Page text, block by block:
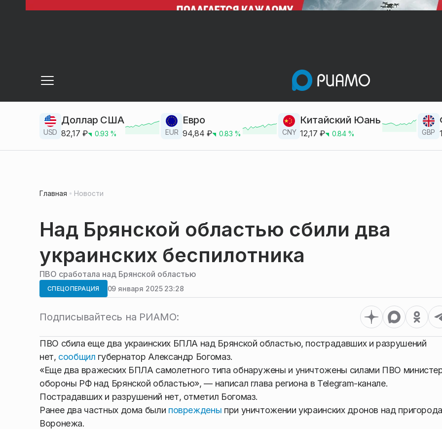
USD
Доллар США
82,17 ₽ 0.93 % EUR
Евро
94,84 ₽ 0.83 % CNY
Китайский Юань
12,17 ₽ 0.84% GBP
Главная Новости
Над Брянской областью сбили два
украинских беспилотника
ПВО сработала над Брянской областью
СПЕЦОПЕРАЦИЯ 09 января 2025 23:28
Подписывайтесь на РИАМО:
ПВО сбила еще два украинских БПЛА над Брянской областью, пострадавших и разрушений
нет, сообщил губернатор Александр Богомаз.
«Еще два вражеских БПЛА самолетного типа обнаружены и уничтожены силами ПВО
обороны РФ над Брянской областью», — написал глава региона в Telegram-канале.
Пострадавших и разрушений нет, отметил Богомаз.
Ранее два частных дома были повреждены при уничтожении украинских дронов над
Воронежа.